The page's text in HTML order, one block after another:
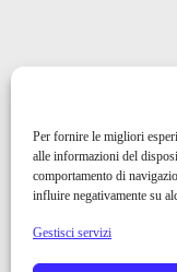
Per fornire le migliori
alle informazioni del
comportamento di
influire negativamente su
Gestisci servizi